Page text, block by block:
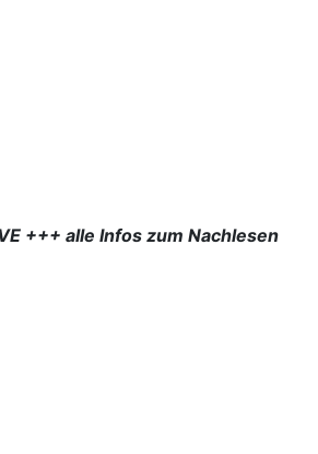
+++ alle Infos zum Nachlesen